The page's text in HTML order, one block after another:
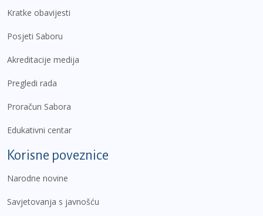
Kratke obavijesti
Posjeti Saboru
Akreditacije medija
Pregledi rada
Proračun Sabora
Edukativni centar
Korisne poveznice
Narodne novine
Savjetovanja s javnošću